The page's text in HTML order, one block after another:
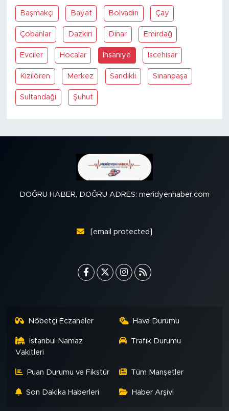
Başmakçi Bayat Bolvadin Çay
Çobanlar Dazkiri Dinar Emirdağ
Evciler Hocalar İhsaniye İscehisar
Kizilören Merkez Sandikli Sinanpaşa
Sultandaği Şuhut
DOĞRU HABER, DOĞRU ADRES: meridyenhaber.com
[email protected]
Nöbetçi Eczaneler Hava Durumu
İstanbul Namaz
Vakitleri
Trafik Durumu
Puan Durumu ve Fikstür Tüm Manşetler
Son Dakika Haberleri Haber Arşivi
YAŞAM
TARİHTEN GÜNÜMÜZE
TARİH
KADIN
ALINTI YAZARLAR